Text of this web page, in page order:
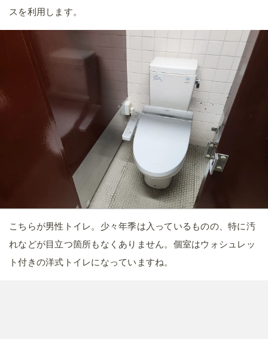
スを利用します。
こちらが男性トイレ。少々年季は入っているものの、特に汚
れなどが目立つ箇所もなくありません。個室はウォシュレッ
ト付きの洋式トイレになっていますね。